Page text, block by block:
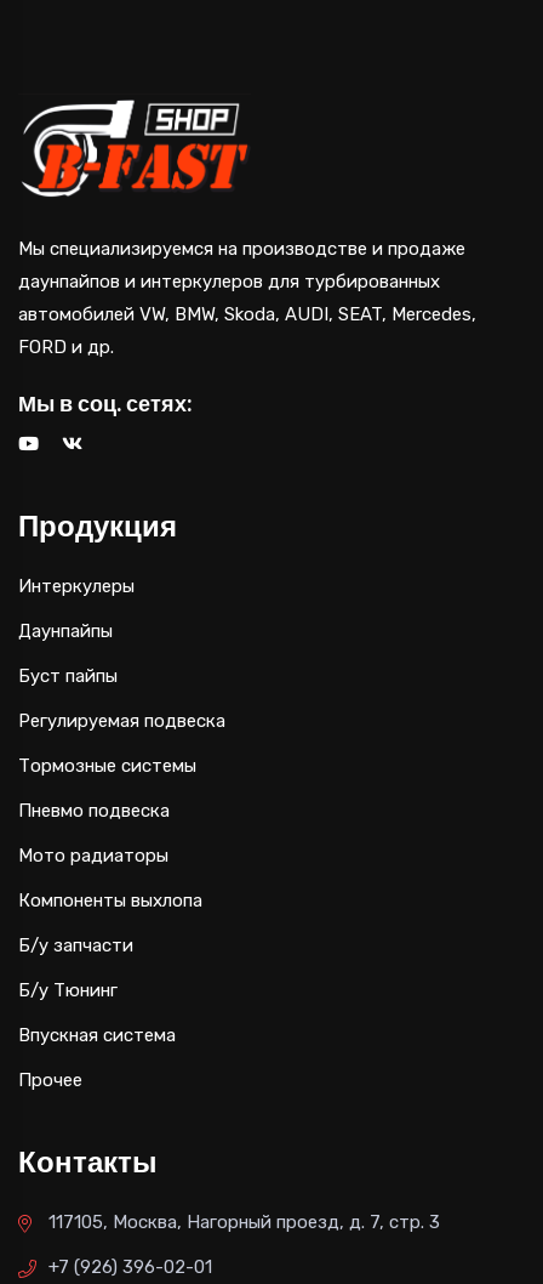
Мы специализируемся на производстве и продаже
даунпайпов и интеркулеров для турбированных
автомобилей VW, BMW, Skoda, AUDI, SEAT, Mercedes,
FORD и др.
Мы в соц. сетях:
Продукция
Интеркулеры
Даунпайпы
Буст пайпы
Регулируемая подвеска
Тормозные системы
Пневмо подвеска
Мото радиаторы
Компоненты выхлопа
Б/у запчасти
Б/у Тюнинг
Впускная система
Прочее
Контакты
117105, Москва, Нагорный проезд, д. 7, стр. 3
+7 (926) 396-02-01